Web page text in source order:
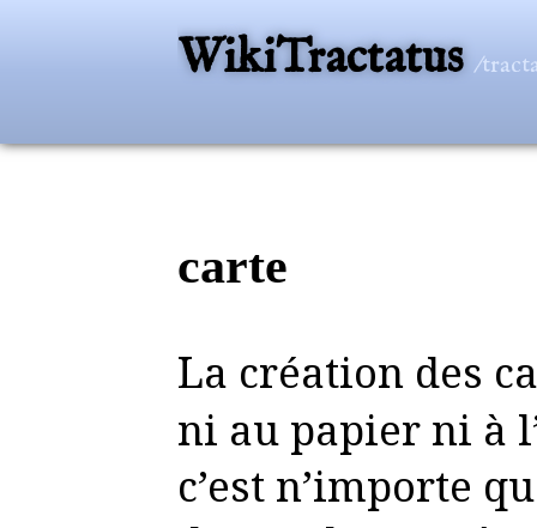
WikiTractatus /
carte
La création des cartes ne se limite
ni au papier ni à
c’est n’importe